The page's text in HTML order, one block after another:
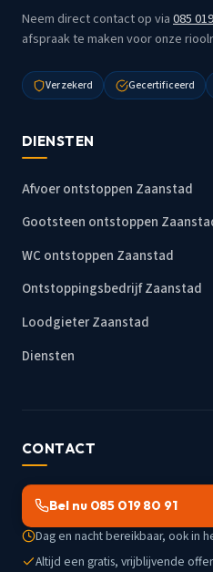
Neem direct contact op via085
afspraak te maken voor onze
Verzekerd Gecertificeerd
DIENSTEN
Afvoer ontstoppen Zaanstad
Gootsteen ontstoppen
WC ontstoppen Zaanstad
Ontstoppingsbedrijf Zaanstad
Loodgieter Zaanstad
Diensten
CONTACT
Bel nu 085 019 80 91
Dag en nacht bereikbaar, ook in
Altijd een gratis, vrijblijvende